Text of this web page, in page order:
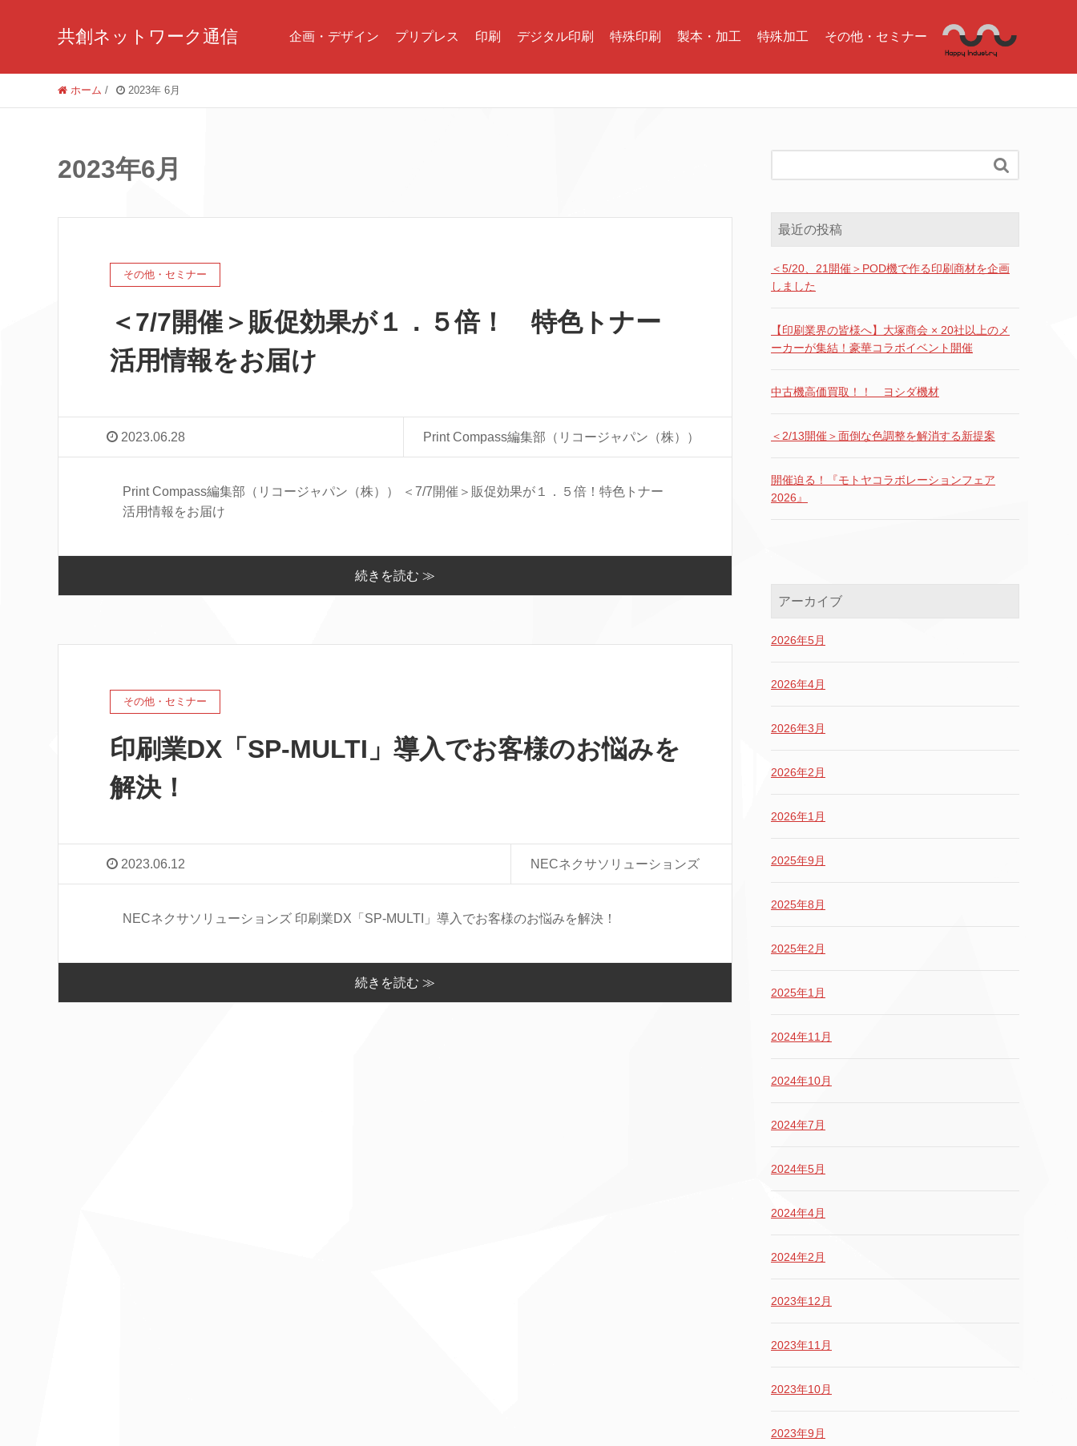
共創ネットワーク通信 企画・デザイン プリプレス 印刷 デジタル印刷 特殊印刷 製本・加工 特殊加工 その他・セミナー
ホーム / 2023年 6月
2023年6月
その他・セミナー
＜7/7開催＞販促効果が１．５倍！ 特色トナー
活用情報をお届け
2023.06.28 Print Compass編集部（リコージャパン（株））
Print Compass編集部（リコージャパン（株）） ＜7/7開催＞販促効果が１．５倍！特色トナー
活用情報をお届け
続きを読む ≫
その他・セミナー
印刷業DX「SP-MULTI」導入でお客様のお悩みを
解決！
2023.06.12 NECネクサソリューションズ
NECネクサソリューションズ 印刷業DX「SP-MULTI」導入でお客様のお悩みを解決！
続きを読む ≫

最近の投稿
＜5/20、21開催＞POD機で作る印刷商材を企画
しました
【印刷業界の皆様へ】大塚商会 × 20社以上のメ
ーカーが集結！豪華コラボイベント開催
中古機高価買取！！ ヨシダ機材
＜2/13開催＞面倒な色調整を解消する新提案
開催迫る！『モトヤコラボレーションフェア
2026』
アーカイブ
2026年5月
2026年4月
2026年3月
2026年2月
2026年1月
2025年9月
2025年8月
2025年2月
2025年1月
2024年11月
2024年10月
2024年7月
2024年5月
2024年4月
2024年2月
2023年12月
2023年11月
2023年10月
2023年9月